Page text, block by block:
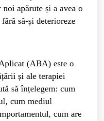
apărute și a avea o
să-și deterioreze
(ABA) este o
și ale terapiei
să înțelegem: cum
cum mediul
cum are